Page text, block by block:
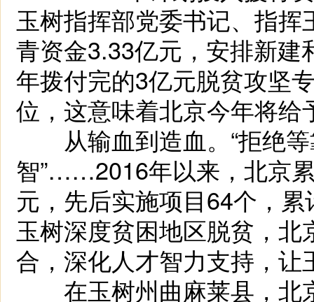
玉树指挥部党委书记、指
青资金3.33亿元，安排新
年拨付完的3亿元脱贫攻坚
位，这意味着北京今年将
从输血到造血。“拒绝等
智”……2016年以来，北京
元，先后实施项目64个，
玉树深度贫困地区脱贫，北
合，深化人才智力支持，
在玉树州曲麻莱县，北